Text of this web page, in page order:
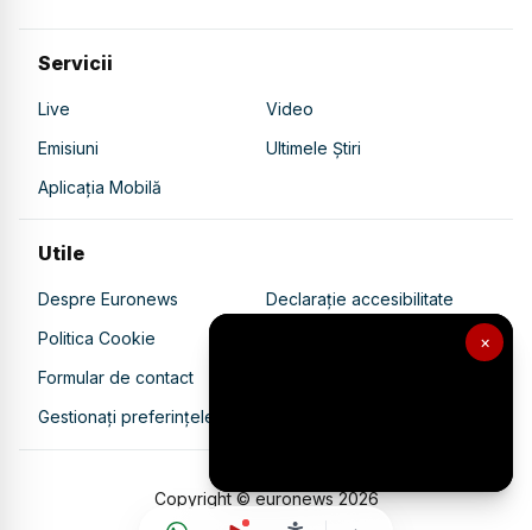
×
Servicii
Live
Video
Emisiuni
Ultimele Știri
Aplicația Mobilă
Utile
Despre Euronews
Declarație accesibilitate
Politica Cookie
Politica de confidențialitate
Formular de contact
Gestionați preferințele
Copyright © euronews2026